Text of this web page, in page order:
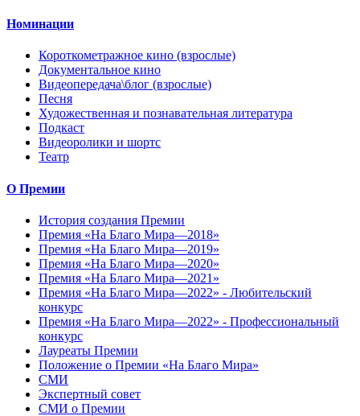
Номинации
Короткометражное кино (взрослые)
Документальное кино
Видеопередача\блог (взрослые)
Песня
Художественная и познавательная литература
Подкаст
Видеоролики и шортс
Театр
О Премии
История создания Премии
Премия «На Благо Мира—2018»
Премия «На Благо Мира—2019»
Премия «На Благо Мира—2020»
Премия «На Благо Мира—2021»
Премия «На Благо Мира—2022» - Любительский
конкурс
Премия «На Благо Мира—2022» - Профессиональный
конкурс
Лауреаты Премии
Положение о Премии «На Благо Мира»
СМИ
Экспертный совет
СМИ о Премии